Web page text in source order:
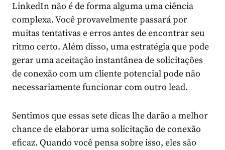
LinkedIn não é de forma alguma uma ciência
complexa. Você provavelmente passará por
muitas tentativas e erros antes de encontrar seu
ritmo certo. Além disso, uma estratégia que pode
gerar uma aceitação instantânea de solicitações
de conexão com um cliente potencial pode não
necessariamente funcionar com outro lead.
Sentimos que essas sete dicas lhe darão a melhor
chance de elaborar uma solicitação de conexão
eficaz. Quando você pensa sobre isso, eles são